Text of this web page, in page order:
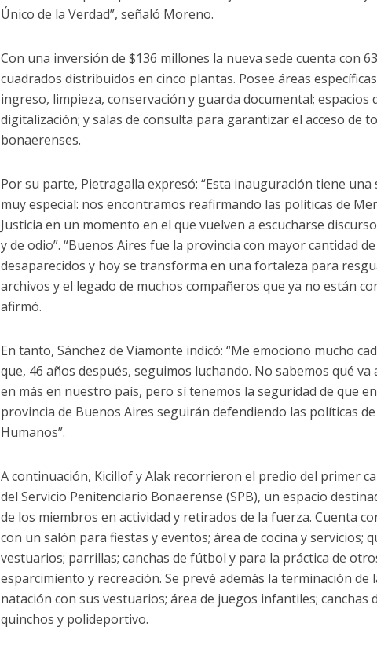
Único de la Verdad”, señaló Moreno.
Con una inversión de $136 millones la nueva sede cuenta con
cuadrados distribuidos en cinco plantas. Posee áreas
ingreso, limpieza, conservación y guarda documental; espacios
digitalización; y salas de consulta para garantizar el acceso de
bonaerenses.
Por su parte, Pietragalla expresó: “Esta inauguración tiene una
muy especial: nos encontramos reafirmando las políticas de
Justicia en un momento en el que vuelven a escucharse
y de odio”. “Buenos Aires fue la provincia con mayor cantidad
desaparecidos y hoy se transforma en una fortaleza para
archivos y el legado de muchos compañeros que ya no están
afirmó.
En tanto, Sánchez de Viamonte indicó: “Me emociono mucho
que, 46 años después, seguimos luchando. No sabemos qué va
en más en nuestro país, pero sí tenemos la seguridad de que
provincia de Buenos Aires seguirán defendiendo las políticas
Humanos”.
A continuación, Kicillof y Alak recorrieron el predio del primer
del Servicio Penitenciario Bonaerense (SPB), un espacio
de los miembros en actividad y retirados de la fuerza. Cuenta
con un salón para fiestas y eventos; área de cocina y servicios;
vestuarios; parrillas; canchas de fútbol y para la práctica de
esparcimiento y recreación. Se prevé además la terminación de
natación con sus vestuarios; área de juegos infantiles; canchas
quinchos y polideportivo.